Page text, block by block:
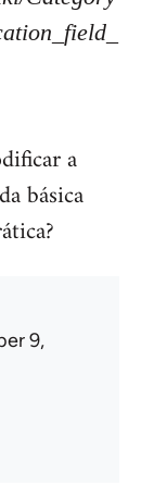
a
básica
9,